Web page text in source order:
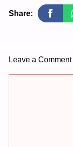
Share:
Leave a Comment